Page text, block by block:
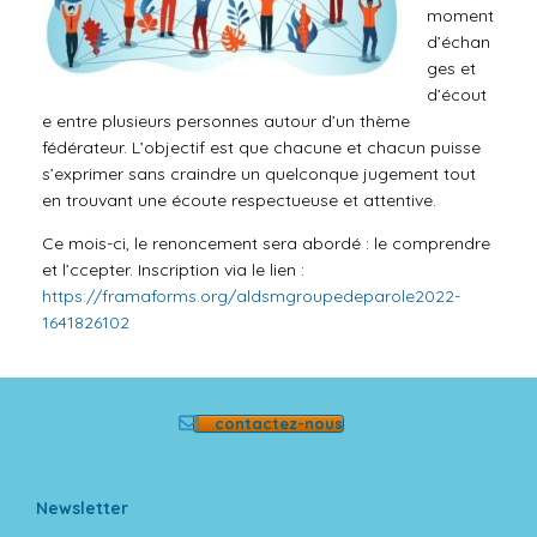
moment
d’échan
ges et
d’écout
e entre plusieurs personnes autour d’un thème
fédérateur. L’objectif est que chacune et chacun puisse
s’exprimer sans craindre un quelconque jugement tout
en trouvant une écoute respectueuse et attentive.
Ce mois-ci, le renoncement sera abordé : le comprendre
et l’ccepter. Inscription via le lien :
https://framaforms.org/aldsmgroupedeparole2022-
1641826102
contactez-nous
Newsletter